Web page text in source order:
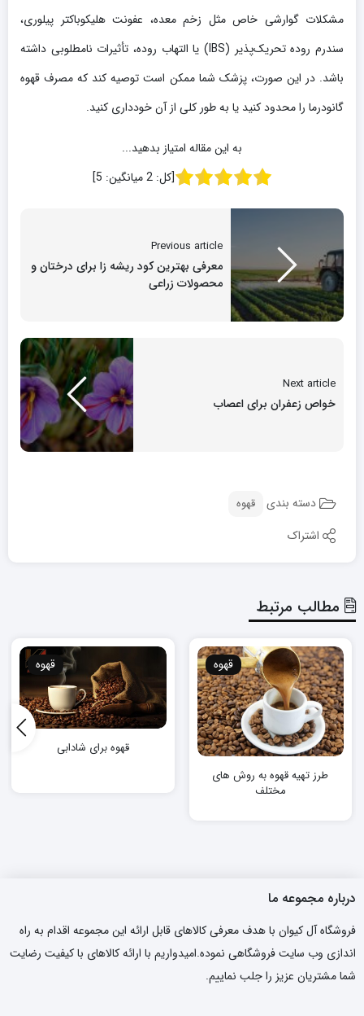
مشکلات گوارشی خاص مثل زخم معده، عفونت هلیکوباکتر پیلوری،
سندرم روده تحریک‌پذیر (IBS) یا التهاب روده، تأثیرات نامطلوبی داشته
باشد. در این صورت، پزشک شما ممکن است توصیه کند که مصرف قهوه
گانودرما را محدود کنید یا به طور کلی از آن خودداری کنید.
به این مقاله امتیاز بدهید...
[کل:2میانگین: 5
]
Previous article
معرفی بهترین کود ریشه زا برای درختان و
محصولات زراعی
Next article
خواص زعفران برای اعصاب
دسته بندی قهوه
اشتراک
مطالب مرتبط
قهوه
طرز تهیه قهوه به روش های
مختلف
قهوه
قهوه برای شادابی
درباره مجموعه ما
فروشگاه آل کیوان با هدف معرفی کالاهای قابل ارائه این مجموعه اقدام به راه
اندازی وب سایت فروشگاهی نموده.امیدواریم با ارائه کالاهای با کیفیت رضایت
شما مشتریان عزیز را جلب نماییم.